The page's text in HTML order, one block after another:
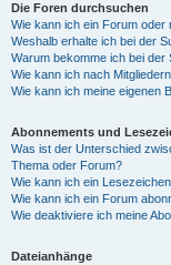
Die Foren durchsuchen
Wie kann ich ein Forum
Weshalb erhalte ich bei der
Warum bekomme ich bei der
Wie kann ich nach
Wie kann ich meine eigenen
Abonnements und
Was ist der Unterschied
Thema oder Forum?
Wie kann ich ein
Wie kann ich ein Forum
Wie deaktiviere ich meine
Dateianhänge